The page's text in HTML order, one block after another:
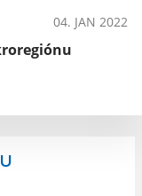
04. JAN 2022